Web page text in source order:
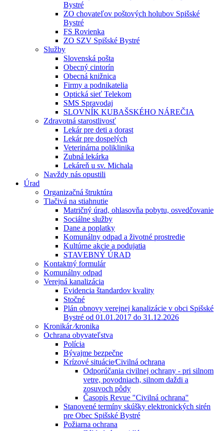
Bystré
ZO chovateľov poštových holubov Spišské
Bystré
FS Rovienka
ZO SZV Spišské Bystré
Služby
Slovenská pošta
Obecný cintorín
Obecná knižnica
Firmy a podnikatelia
Optická sieť Telekom
SMS Spravodaj
SLOVNÍK KUBAŠSKÉHO NÁREČIA
Zdravotná starostlivosť
Lekár pre deti a dorast
Lekár pre dospelých
Veterinárna poliklinika
Zubná lekárka
Lekáreň u sv. Michala
Navždy nás opustili
Úrad
Organizačná štruktúra
Tlačivá na stiahnutie
Matričný úrad, ohlasovňa pobytu, osvedčovanie
Sociálne služby
Dane a poplatky
Komunálny odpad a životné prostredie
Kultúrne akcie a podujatia
STAVEBNÝ ÚRAD
Kontaktný formulár
Komunálny odpad
Verejná kanalizácia
Evidencia štandardov kvality
Stočné
Plán obnovy verejnej kanalizácie v obci Spišské
Bystré od 01.01.2017 do 31.12.2026
Kronikár ⁄kronika
Ochrana obyvateľstva
Polícia
Bývajme bezpečne
Krízové situácie⁄Civilná ochrana
Odporúčania civilnej ochrany - pri silnom
vetre, povodniach, silnom daždi a
zosuvoch pôdy
Časopis Revue "Civilná ochrana"
Stanovené termíny skúšky elektronických sirén
pre Obec Spišské Bystré
Požiarna ochrana